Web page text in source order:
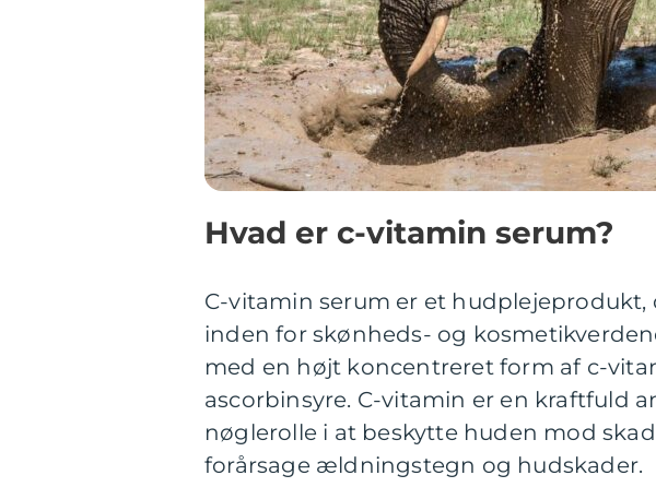
Hvad er c-vitamin serum?
C-vitamin serum er et
inden for skønheds- og
med en højt koncentreret form af c-
ascorbinsyre. C-vitamin er en kraftfuld
nøglerolle i at beskytte huden mod
forårsage ældningstegn og hudskader.